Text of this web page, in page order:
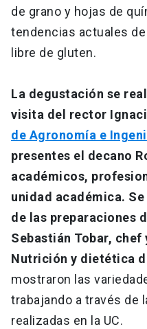
de grano y hojas de
tendencias actuales
libre de gluten.
La degustación se
visita del rector
de Agronomía e
presentes el decano
académicos,
unidad académica.
de las preparaciones
Sebastián Tobar,
Nutrición y dietética
mostraron las
trabajando a través de
realizadas en la UC.